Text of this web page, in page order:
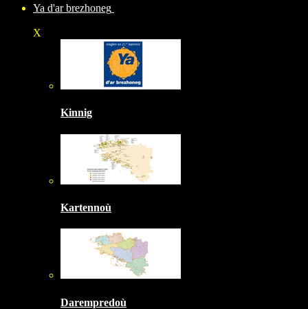
Ya d'ar brezhoneg
X
Kinnig
Kartennoù
Darempredoù